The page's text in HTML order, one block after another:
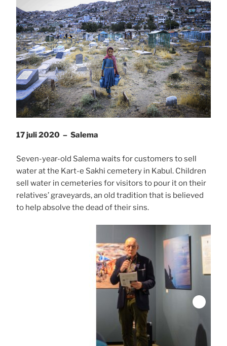
17 juli 2020 – Salema
Seven-year-old Salema waits for customers to sell
water at the Kart-e Sakhi cemetery in Kabul. Children
sell water in cemeteries for visitors to pour it on their
relatives’ graveyards, an old tradition that is believed
to help absolve the dead of their sins.